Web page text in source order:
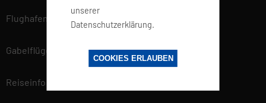
unserer
Datenschutzerklärung.
COOKIES ERLAUBEN
Flughafen Informationen
Gabelflüge
Reiseinfo